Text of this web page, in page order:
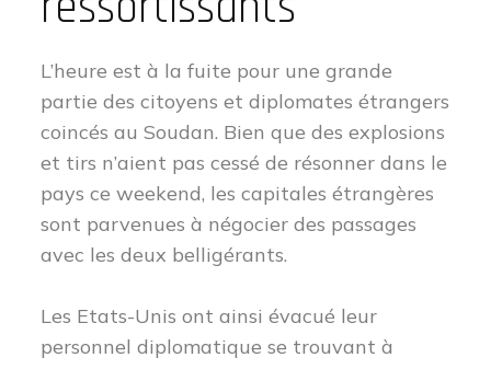
L’heure est à la fuite pour une grande
partie des citoyens et diplomates étrangers
coincés au Soudan. Bien que des explosions
et tirs n’aient pas cessé de résonner dans le
pays ce weekend, les capitales étrangères
sont parvenues à négocier des passages
avec les deux belligérants.
Les Etats-Unis ont ainsi évacué leur
personnel diplomatique se trouvant à